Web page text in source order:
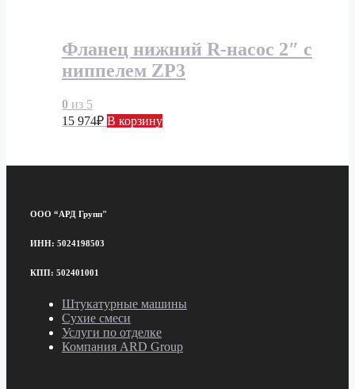
Фланец нижний R-насос 2″ с
ниппелем ZP3
0 из 5
15 974₽ В корзину
ООО “АРД Групп"
ИНН: 5024198503
КПП: 502401001
Штукатурные машины
Сухие смеси
Услуги по отделке
Компания ARD Group